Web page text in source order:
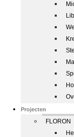
Projecten
FLORON